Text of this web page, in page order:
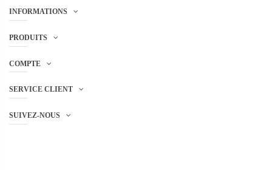
INFORMATIONS
PRODUITS
COMPTE
SERVICE CLIENT
SUIVEZ-NOUS